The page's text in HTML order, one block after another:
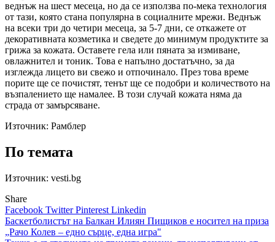
веднъж на шест месеца, но да се използва по-мека технология
от тази, която стана популярна в социалните мрежи. Веднъж
на всеки три до четири месеца, за 5-7 дни, се откажете от
декоративната козметика и сведете до минимум продуктите за
грижа за кожата. Оставете гела или пяната за измиване,
овлажнител и тоник. Това е напълно достатъчно, за да
изглежда лицето ви свежо и отпочинало. През това време
порите ще се почистят, тенът ще се подобри и количеството на
възпалението ще намалее. В този случай кожата няма да
страда от замърсяване.
Източник: Рамблер
По темата
Източник: vesti.bg
Share
Facebook TwitterPinterest Linkedin
Навигация
Баскетболистът на Балкан Илиян Пищиков е носител на приза
„Рачо Колев – едно сърце, една игра"